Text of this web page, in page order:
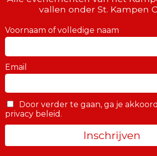
vallen onder St. Kampen
Voornaam of volledige naam
Email
Door verder te gaan, ga je
privacy beleid.